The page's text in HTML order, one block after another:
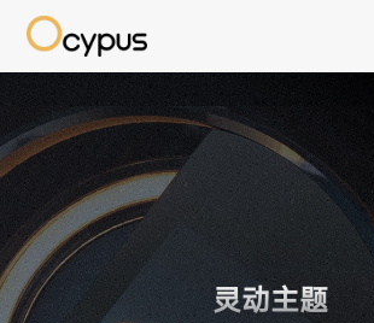
灵动主题